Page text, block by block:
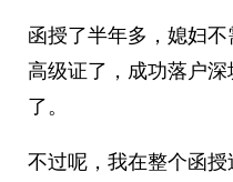
函授了半年多，媳妇
高级证了，成功落户
了。
不过呢，我在整个函